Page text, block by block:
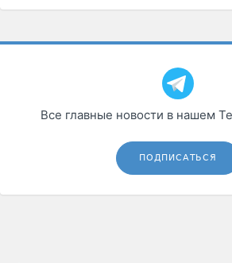
грузовые
Коммерческий
транспорт
Спецтехника
Автосервис,
запчасти, шины
Все главные новости в нашем
ПОДПИСАТЬСЯ